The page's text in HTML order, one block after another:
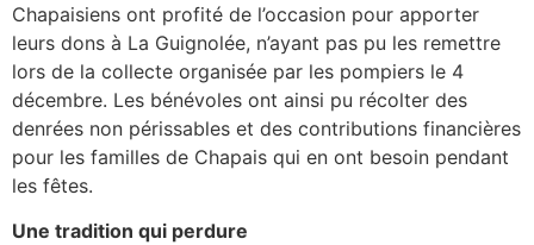
Chapaisiens ont profité de l’occasion pour apporter
leurs dons à La Guignolée, n’ayant pas pu les remettre
lors de la collecte organisée par les pompiers le 4
décembre. Les bénévoles ont ainsi pu récolter des
denrées non périssables et des contributions financières
pour les familles de Chapais qui en ont besoin pendant
les fêtes.
Une tradition qui perdure